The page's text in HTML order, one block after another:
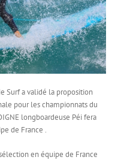
Surf a validé la proposition
pour les championnats du
longboardeuse Péi fera
de France .
en équipe de France